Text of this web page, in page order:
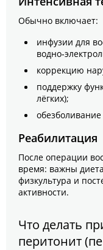
Обычно включает:
инфузии для
коррекцию
поддержку
лёгких);
Реабилитация
После операции
время: важны
физкультура и
активности.
Что делать
перитонит